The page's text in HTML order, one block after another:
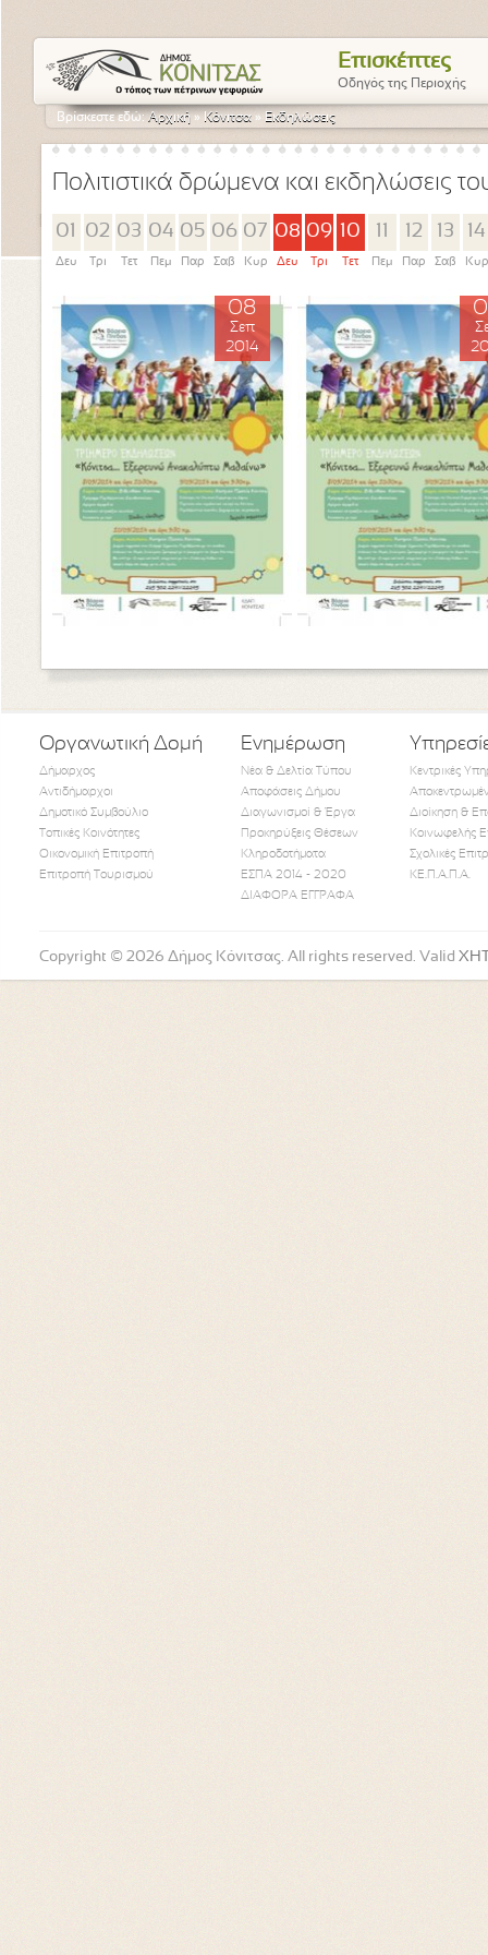
Επισκέπτες
Οδηγός της Περιοχής
Βρίσκεστε εδώ:Αρχική » Κόνιτσα » Εκδηλώσεις
Πολιτιστικά δρώμενα και εκδηλώσεις
01
Δευ
02
Τρι
03
Τετ
04
Πεμ
05
Παρ
06
Σαβ
07
Κυρ
08
Δευ
09
Τρι
10
Τετ Πεμ
12
Παρ
13
Σαβ
14
Κυρ
08
Σεπ
2014
Οργανωτική Δομή
Δήμαρχος
Αντιδήμαρχοι
Δημοτικό Συμβούλιο
Τοπικές Κοινότητες
Οικονομική Επιτροπή
Επιτροπή Τουρισμού
Ενημέρωση
Νέα & Δελτία Τύπου
Αποφάσεις Δήμου
Διαγωνισμοί & Έργα
Προκηρύξεις Θέσεων
Κληροδοτήματα
ΕΣΠΑ 2014 - 2020
ΔΙΑΦΟΡΑ ΕΓΓΡΑΦΑ
Κεντρικές
Διοίκηση &
Κοινωφελής
Σχολικές
ΚΕ.Π.Α.Π.Α.
Follow Us
Copyright © 2026 Δήμος Κόνιτσας. All rights reserved. Valid